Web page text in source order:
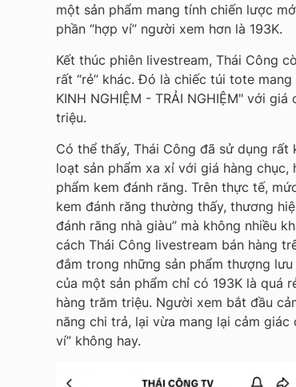
một sản phẩm mang tính chiến lược
phần “hợp ví” người xem hơn là 193K.
Kết thúc phiên livestream, Thái Công
rất “rẻ” khác. Đó là chiếc túi tote
KINH NGHIỆM - TRẢI NGHIỆM" với
triệu.
Có thể thấy, Thái Công đã sử dụng
loạt sản phẩm xa xỉ với giá hàng
phẩm kem đánh răng. Trên thực tế,
kem đánh răng thường thấy, thương
đánh răng nhà giàu” mà không nhiều
cách Thái Công livestream bán hàng
đắm trong những sản phẩm thượng
của một sản phẩm chỉ có 193K là quá
hàng trăm triệu. Người xem bắt đầu
năng chi trả, lại vừa mang lại cảm
ví” không hay.